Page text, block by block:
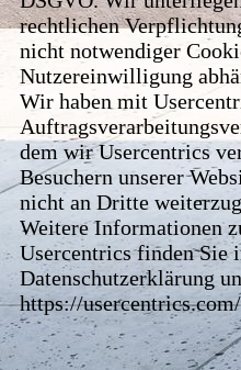
rechtlichen
nicht notwendiger
Nutzereinwilligung
Wir haben mit
dem wir Usercentrics
Besuchern unserer
nicht an Dritte
Weitere Informationen
Usercentrics finden Sie
Datenschutzerklärung
https://